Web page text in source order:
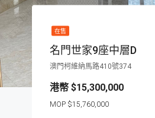
在售
名門世家9座中層D
澳門柯維納馬路410號374
$15,300,000
$15,760,000